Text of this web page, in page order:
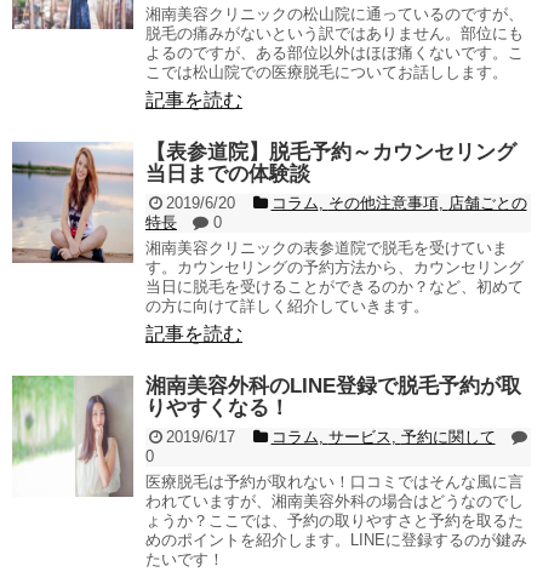
湘南美容クリニックの松山院に通っているのですが、
脱毛の痛みがないという訳ではありません。部位にも
よるのですが、ある部位以外はほぼ痛くないです。こ
こでは松山院での医療脱毛についてお話しします。
記事を読む
【表参道院】脱毛予約～カウンセリング
当日までの体験談
2019/6/20 コラム, その他注意事項, 店舗ごとの
特長
0
湘南美容クリニックの表参道院で脱毛を受けていま
す。カウンセリングの予約方法から、カウンセリング
当日に脱毛を受けることができるのか？など、初めて
の方に向けて詳しく紹介していきます。
記事を読む
湘南美容外科のLINE登録で脱毛予約が取
りやすくなる！
2019/6/17 コラム, サービス, 予約に関して
0
医療脱毛は予約が取れない！口コミではそんな風に言
われていますが、湘南美容外科の場合はどうなのでし
ょうか？ここでは、予約の取りやすさと予約を取るた
めのポイントを紹介します。LINEに登録するのが鍵み
たいです！